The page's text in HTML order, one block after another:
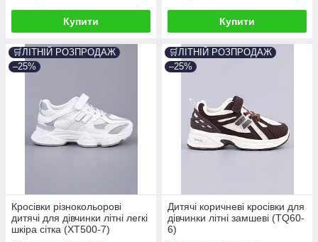
Купити Купити
🛒ЛІТНІЙ РОЗПРОДАЖ
–25%
Кросівки різнокольорові
дитячі для дівчинки літні легкі
шкіра сітка (XT500-7)
🛒ЛІТНІЙ РОЗПРОДАЖ
–25%
Дитячі коричневі кросівки для
дівчинки літні замшеві (TQ60-
6)